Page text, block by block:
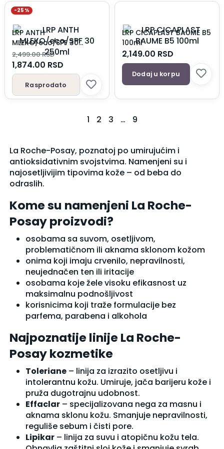
-25%
LRP ANTH
MLEKO/eco/SPF 30
250ml
2,499.00RSD
1,874.00 RSD
Rasprodato
LRP CICAPLAST BAUME B5
100ml
2,149.00 RSD
Dodaj u korpu
1 2 3 … 9
La Roche-Posay, poznatoj po umirujućim i
antioksidativnim svojstvima. Namenjeni su i
najosetljivijim tipovima kože – od beba do
odraslih.
Kome su namenjeni La Roche-
Posay proizvodi?
osobama sa suvom, osetljivom,
problematičnom ili aknama sklonom kožom
onima koji imaju crvenilo, nepravilnosti,
neujednačen ten ili iritacije
osobama koje žele visoku efikasnost uz
maksimalnu podnošljivost
korisnicima koji traže formulacije bez
parfema, parabena i alkohola
Najpoznatije linije La Roche-
Posay kozmetike
Toleriane– linija za izrazito osetljivu i
intolerantnu kožu. Umiruje, jača barijeru kože i
pruža dugotrajnu udobnost.
Effaclar– specijalizovana nega za masnu i
aknama sklonu kožu. Smanjuje nepravilnosti,
reguliše sebum i čisti pore.
Lipikar– linija za suvu i atopičnu kožu tela.